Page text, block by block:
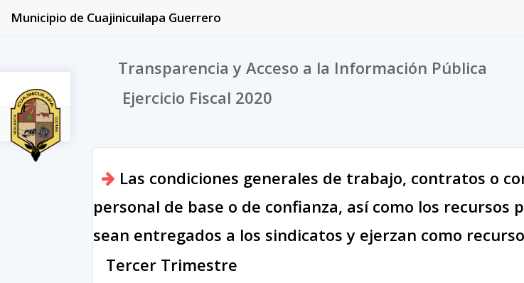
2020
Municipio de Cuajinicuilapa Guerrero
Transparencia y Acceso a la Información Pública
Ejercicio Fiscal 2020
Las condiciones generales de trabajo, contratos o
personal de base o de confianza, así como los recursos
sean entregados a los sindicatos y ejerzan como
Tercer Trimestre